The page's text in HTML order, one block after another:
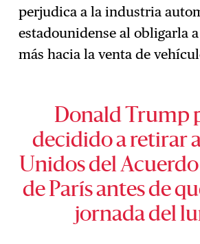
perjudica a la industria
estadounidense al obligarla
más hacia la venta de
Donald Trump
decidido a retirar
Unidos del
de París antes de
jornada del